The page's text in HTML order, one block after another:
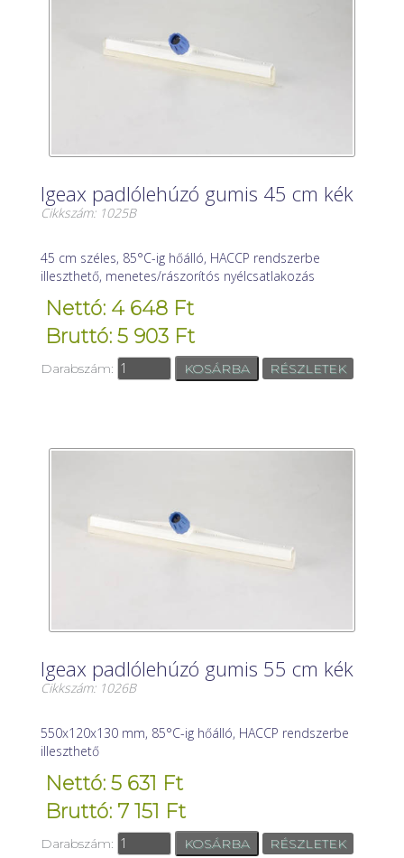
Igeax padlólehúzó gumis 45 cm kék
Cikkszám: 1025B
45 cm széles, 85°C-ig hőálló, HACCP rendszerbe
illeszthető, menetes/rászorítós nyélcsatlakozás
Nettó: 4 648 Ft
Bruttó: 5 903 Ft
Darabszám: RÉSZLETEK
Igeax padlólehúzó gumis 55 cm kék
Cikkszám: 1026B
550x120x130 mm, 85°C-ig hőálló, HACCP rendszerbe
illeszthető
Nettó: 5 631 Ft
Bruttó: 7 151 Ft
Darabszám: RÉSZLETEK